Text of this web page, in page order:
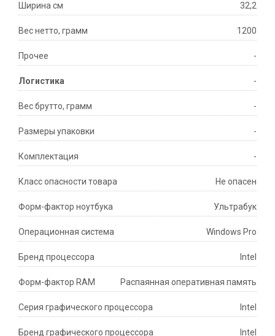
Ширина см 32,2
Вес нетто, грамм 1200
Прочее -
Логистика -
Вес брутто, грамм -
Размеры упаковки -
Комплектация -
Класс опасности товара Не опасен
Форм-фактор ноутбука Ультрабук
Операционная система Windows Pro
Бренд процессора Intel
Форм-фактор RAM Распаянная оперативная память
Серия графического процессора Intel
Бренд графического процессора Intel